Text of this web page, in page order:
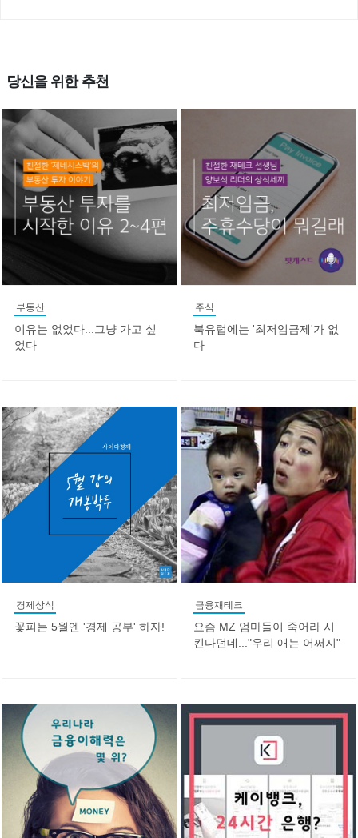
당신을 위한 추천
부동산
이유는 없었다...그냥 가고 싶
었다
주식
북유럽에는 '최저임금제'가 없
다
경제상식
꽃피는 5월엔 '경제 공부' 하자!
금융재테크
요즘 MZ 엄마들이 죽어라 시
킨다던데..."우리 애는 어쩌지"